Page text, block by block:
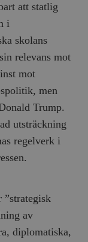
att statlig
i
skolans
relevans mot
mot
men
Trump.
utsträckning
regelverk i
”strategisk
av
diplomatiska,